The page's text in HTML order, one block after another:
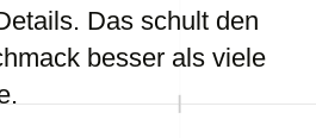
Das schult den
besser als viele